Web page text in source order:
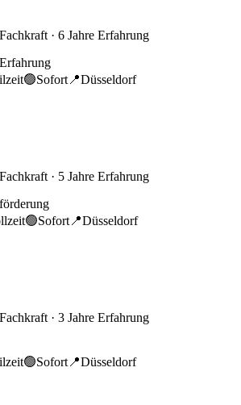
· 6 Jahre Erfahrung
🟢Sofort 📍Düsseldorf
· 5 Jahre Erfahrung
🟢Sofort 📍Düsseldorf
· 3 Jahre Erfahrung
🟢Sofort 📍Düsseldorf